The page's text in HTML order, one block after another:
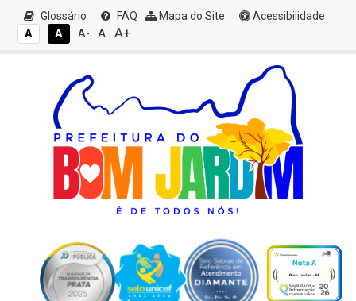
Glossário FAQ Mapa do Site
Acessibilidade
A
A A- A A+